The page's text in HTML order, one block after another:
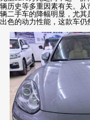
辆历史等多重因素有关。
辆二手车的降幅明显，尤
出色的动力性能，这款车仍